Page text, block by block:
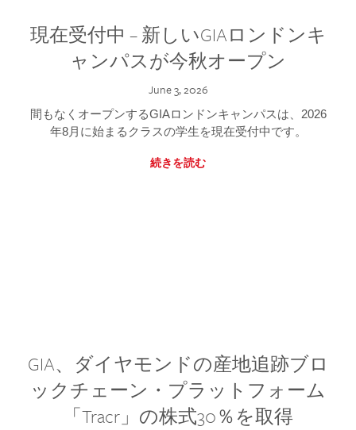
現在受付中 – 新しいGIAロンドンキ
ャンパスが今秋オープン
June 3, 2026
間もなくオープンするGIAロンドンキャンパスは、2026
年8月に始まるクラスの学生を現在受付中です。
続きを読む
GIA、ダイヤモンドの産地追跡ブロ
ックチェーン・プラットフォーム
「Tracr」の株式30％を取得